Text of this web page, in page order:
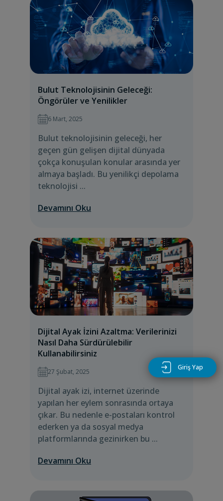
Giriş Yap
Bulut Teknolojisinin Geleceği:
Öngörüler ve Yenilikler
6 Mart, 2025
Bulut teknolojisinin geleceği, her
geçen gün gelişen dijital dünyada
çokça konuşulan konular arasında yer
almaya başladı. Bu yenilikçi depolama
teknolojisi ...
Devamını Oku
Dijital Ayak İzini Azaltma: Verilerinizi
Nasıl Daha Sürdürülebilir
Kullanabilirsiniz
27 Şubat, 2025
Dijital ayak izi, internet üzerinde
yapılan her eylem sonrasında ortaya
çıkar. Bu nedenle e-postaları kontrol
ederken ya da sosyal medya
platformlarında gezinirken bu ...
Devamını Oku